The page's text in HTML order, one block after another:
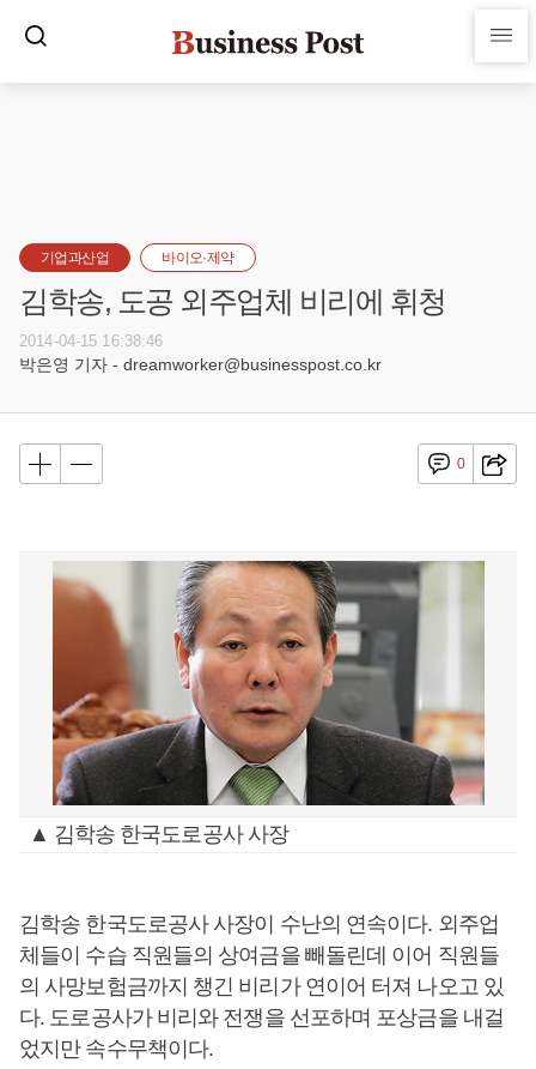
기업과산업 바이오·제약
김학송, 도공 외주업체 비리에 휘청
2014-04-15 16:38:46
박은영 기자 - dreamworker@businesspost.co.kr
0
▲ 김학송 한국도로공사 사장
김학송 한국도로공사 사장이 수난의 연속이다. 외주업
체들이 수습 직원들의 상여금을 빼돌린데 이어 직원들
의 사망보험금까지 챙긴 비리가 연이어 터져 나오고 있
다. 도로공사가 비리와 전쟁을 선포하며 포상금을 내걸
었지만 속수무책이다.